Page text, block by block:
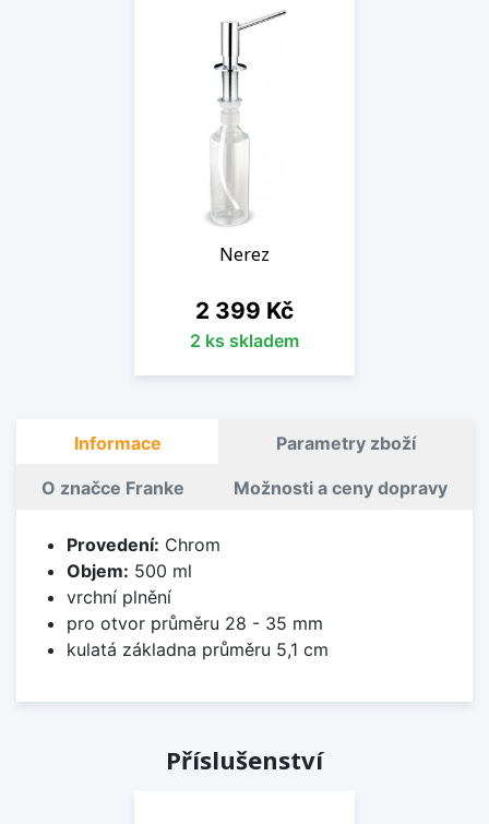
Nerez
Cena
2 399 Kč
2 ks skladem
Informace Parametry zboží
O značce Franke Možnosti a ceny dopravy
Provedení: Chrom
Objem: 500 ml
vrchní plnění
pro otvor průměru 28 - 35 mm
kulatá základna průměru 5,1 cm
Příslušenství